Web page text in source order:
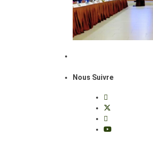
Nous Suivre